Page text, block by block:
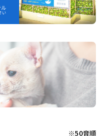
※50音順